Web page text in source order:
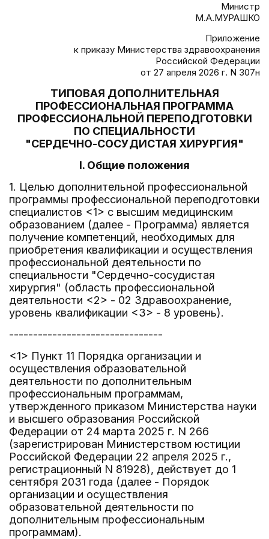
Министр
М.А.МУРАШКО
Приложение
к приказу Министерства здравоохранения
Российской Федерации
от 27 апреля 2026 г. N 307н
ТИПОВАЯ ДОПОЛНИТЕЛЬНАЯ
ПРОФЕССИОНАЛЬНАЯ ПРОГРАММА
ПРОФЕССИОНАЛЬНОЙ ПЕРЕПОДГОТОВКИ
ПО СПЕЦИАЛЬНОСТИ
"СЕРДЕЧНО-СОСУДИСТАЯ ХИРУРГИЯ"
I. Общие положения
1. Целью дополнительной профессиональной
программы профессиональной переподготовки
специалистов <1> с высшим медицинским
образованием (далее - Программа) является
получение компетенций, необходимых для
приобретения квалификации и осуществления
профессиональной деятельности по
специальности "Сердечно-сосудистая
хирургия" (область профессиональной
деятельности <2> - 02 Здравоохранение,
уровень квалификации <3> - 8 уровень).
--------------------------------
<1> Пункт 11 Порядка организации и
осуществления образовательной
деятельности по дополнительным
профессиональным программам,
утвержденного приказом Министерства науки
и высшего образования Российской
Федерации от 24 марта 2025 г. N 266
(зарегистрирован Министерством юстиции
Российской Федерации 22 апреля 2025 г.,
регистрационный N 81928), действует до 1
сентября 2031 года (далее - Порядок
организации и осуществления
образовательной деятельности по
дополнительным профессиональным
программам).